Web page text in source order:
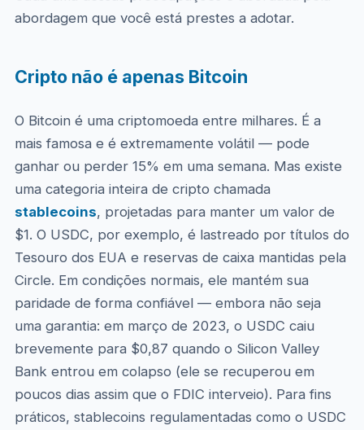
abordagem que você está prestes a adotar.
Cripto não é apenas Bitcoin
O Bitcoin é uma criptomoeda entre milhares. É a
mais famosa e é extremamente volátil — pode
ganhar ou perder 15% em uma semana. Mas existe
uma categoria inteira de cripto chamada
stablecoins, projetadas para manter um valor de
$1. O USDC, por exemplo, é lastreado por títulos do
Tesouro dos EUA e reservas de caixa mantidas pela
Circle. Em condições normais, ele mantém sua
paridade de forma confiável — embora não seja
uma garantia: em março de 2023, o USDC caiu
brevemente para $0,87 quando o Silicon Valley
Bank entrou em colapso (ele se recuperou em
poucos dias assim que o FDIC interveio). Para fins
práticos, stablecoins regulamentadas como o USDC